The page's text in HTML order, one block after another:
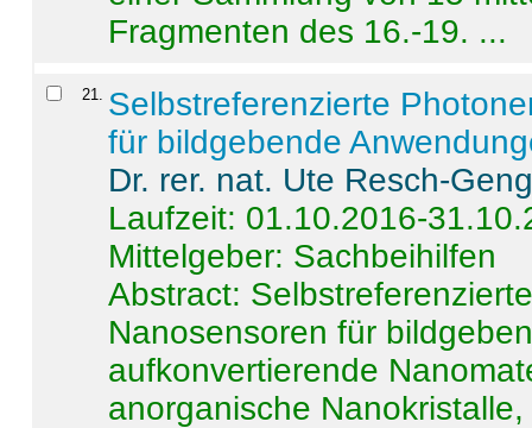
Fragmenten des 16.-19. ...
21
Selbstreferenzierte
für bildgebende
Dr. rer. nat. Ute Resch-
Laufzeit: 01.10.2016-
Mittelgeber: Sachbeihilfen
Abstract:
Nanosensoren für
aufkonvertierende
anorganische